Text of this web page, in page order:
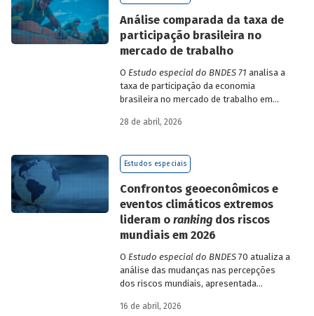
Análise comparada da taxa de
participação brasileira no
mercado de trabalho
O Estudo especial do BNDES 71 analisa a
taxa de participação da economia
brasileira no mercado de trabalho em
países de diferentes continentes e
28 de abril, 2026
Estudos especiais
Confrontos geoeconômicos e
eventos climáticos extremos
lideram o ranking dos riscos
mundiais em 2026
O Estudo especial do BNDES70 atualiza a
análise das mudanças nas percepções
dos riscos mundiais, apresentada
dos relatórios Global Risks Report (GRR)
16 de abril, 2026